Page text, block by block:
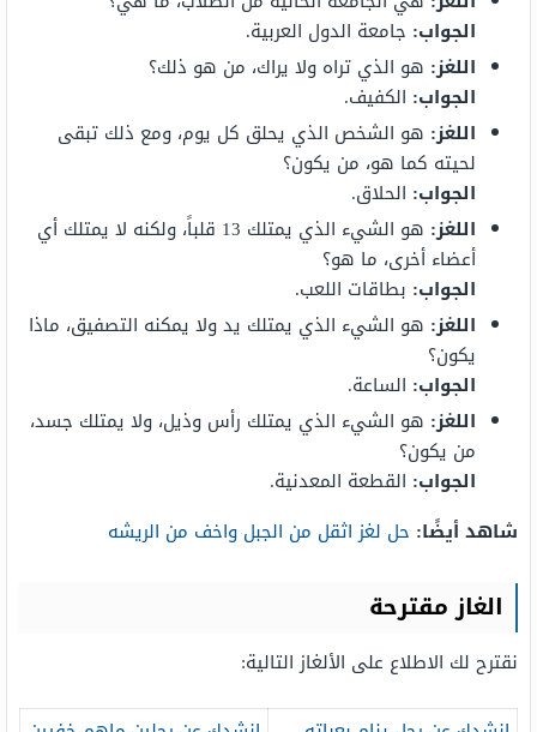
الجواب: جامعة الدول العربية.
اللغز: هو الذي تراه ولا يراك، من هو ذلك؟
الجواب: الكفيف.
اللغز: هو الشخص الذي يحلق كل يوم، ومع ذلك تبقى
لحيته كما هو، من يكون؟
الجواب: الحلاق.
اللغز:
هو الشيء الذي يمتلك 13 قلباً، ولكنه لا يمتلك أي
أعضاء أخرى، ما هو؟
الجواب: بطاقات اللعب.
اللغز: هو الشيء الذي يمتلك يد ولا يمكنه التصفيق، ماذا
يكون؟
الجواب: الساعة.
اللغز: هو الشيء الذي يمتلك رأس وذيل، ولا يمتلك جسد،
من يكون؟
الجواب: القطعة المعدنية.
شاهد أيضًا: حل لغز اثقل من الجبل واخف من الريشه
الغاز مقترحة
نقترح لك الاطلاع على الألغاز التالية: